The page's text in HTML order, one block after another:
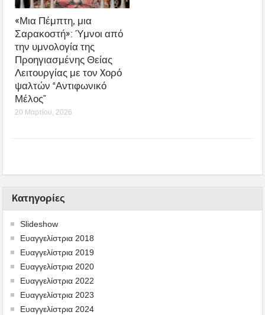
«Μια Πέμπτη, μια
Σαρακοστή»: Ύμνοι από
την υμνολογία της
Προηγιασμένης Θείας
Λειτουργίας με τον Xορό
ψαλτών “Αντιφωνικό
Μέλος”
20 Μαρτίου, 2026
Kατηγορίες
Slideshow
Ευαγγελίστρια 2018
Ευαγγελίστρια 2019
Ευαγγελίστρια 2020
Ευαγγελίστρια 2022
Ευαγγελίστρια 2023
Ευαγγελίστρια 2024